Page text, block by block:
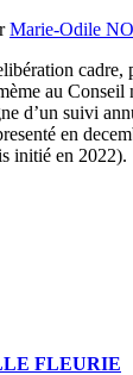
Marie-Odile
au Conseil
d’un suivi
en
initié en 2022).
FLEURIE